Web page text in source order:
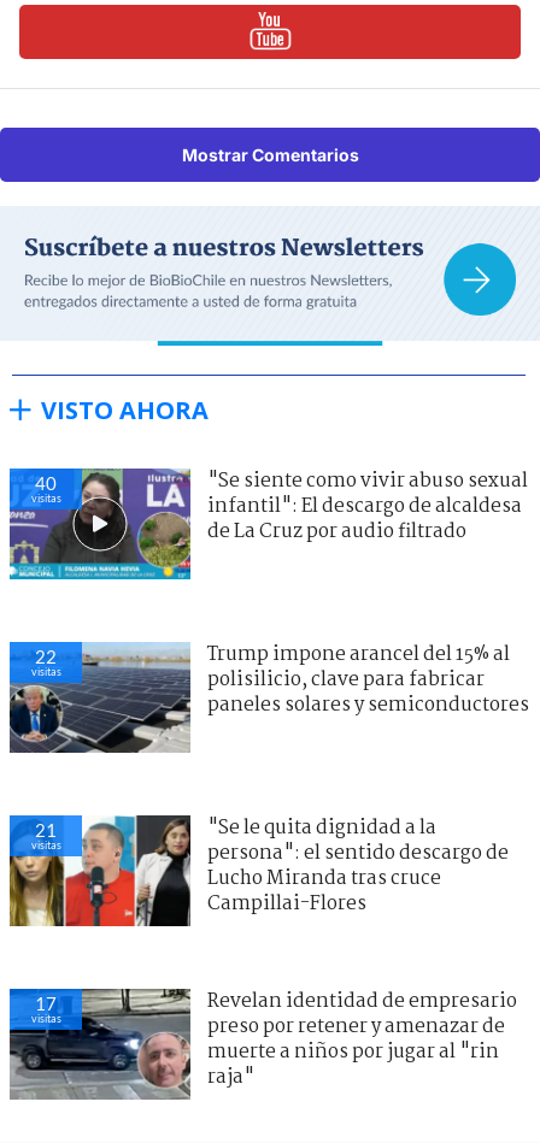
Mostrar Comentarios
VISTO AHORA
40
visitas
"Se siente como vivir abuso sexual
infantil": El descargo de alcaldesa
de La Cruz por audio filtrado
22
visitas
Trump impone arancel del 15% al
polisilicio, clave para fabricar
paneles solares y semiconductores
21
visitas
"Se le quita dignidad a la
persona": el sentido descargo de
Lucho Miranda tras cruce
Campillai-Flores
17
visitas
Revelan identidad de empresario
preso por retener y amenazar de
muerte a niños por jugar al "rin
raja"